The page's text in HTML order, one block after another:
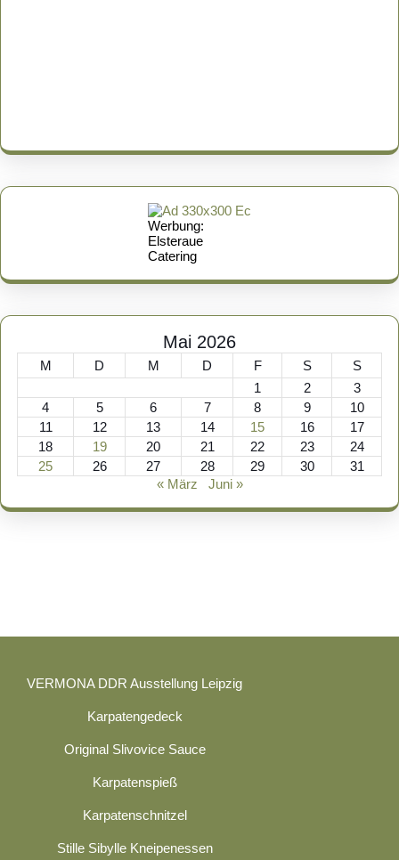
Werbung:
Elsteraue
Catering
Mai 2026
M D M D F S
S
1
2
3
4
5 6 7 8 9
10
11
12 13 14 15 16
17
18
19 20 21 22 23
24
25
26 27 28 29 30
31
« März
Juni »
VERMONA DDR Ausstellung Leipzig
Karpatengedeck
Original Slivovice Sauce
Karpatenspieß
Karpatenschnitzel
Stille Sibylle Kneipenessen